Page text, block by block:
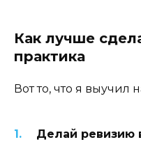
Как лучше
практика
Вот то, что я выучил
Делай ревизию